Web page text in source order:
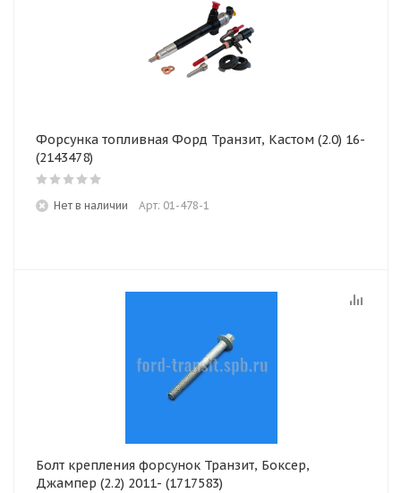
Форсунка топливная Форд Транзит, Кастом (2.0) 16-
(2143478)
Нет в наличии Арт: 01-478-1
Болт крепления форсунок Транзит, Боксер,
Джампер (2.2) 2011- (1717583)